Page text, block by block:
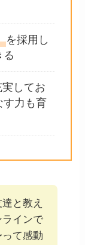
を採用し
る
してお
す力も育
と教え
インで
て感動